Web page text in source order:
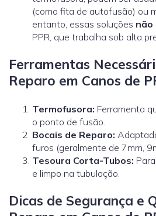
(como fita de autofusão) ou
entanto, essas soluções não
PPR, que trabalha sob alta
Ferramentas
Reparo em Canos de
Termofusora: Ferramenta
o ponto de fusão.
Bocais de Reparo:
furos (geralmente de 7mm,
Tesoura Corta-Tubos:
e limpo na tubulação.
Dicas de Segurança e